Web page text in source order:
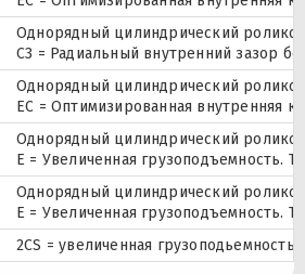
Однорядный цилиндрический
C3 = Радиальный внутренний зазор
Однорядный цилиндрический
EC = Оптимизированная внутренняя
Однорядный цилиндрический
E = Увеличенная грузоподъемность.
Однорядный цилиндрический
E = Увеличенная грузоподъемность.
2CS = увеличенная